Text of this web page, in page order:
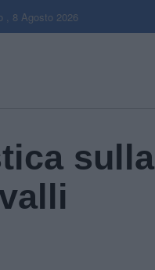
, 8 Agosto 2026
sulla